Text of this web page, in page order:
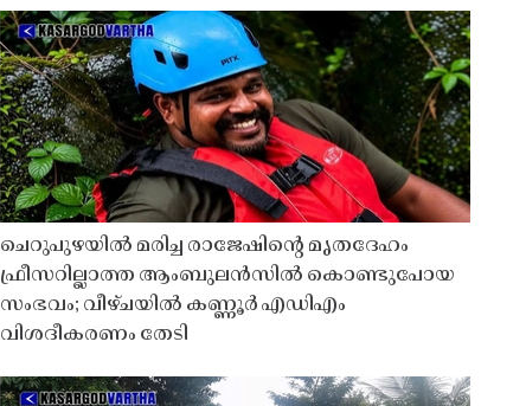
ചെറുപുഴയിൽ മരിച്ച രാജേഷിൻ്റെ മൃതദേഹം
ഫ്രീസറില്ലാത്ത ആംബുലൻസിൽ കൊണ്ടുപോയ
സംഭവം; വീഴ്ചയിൽ കണ്ണൂർ എഡിഎം
വിശദീകരണം തേടി